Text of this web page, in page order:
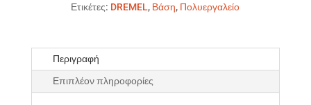
Ετικέτες: DREMEL, Βάση, Πολυεργαλείο
Περιγραφή
Επιπλέον πληροφορίες